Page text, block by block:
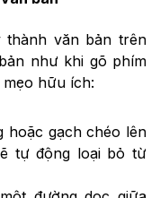
thành văn bản trên
như khi gõ phím
hữu ích:
hoặc gạch chéo lên
tự động loại bỏ từ